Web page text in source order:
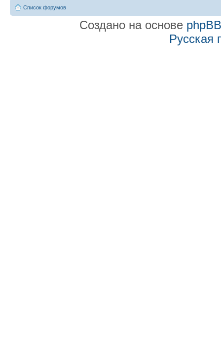
Список форумов
Создано на основе phpBB
Русская